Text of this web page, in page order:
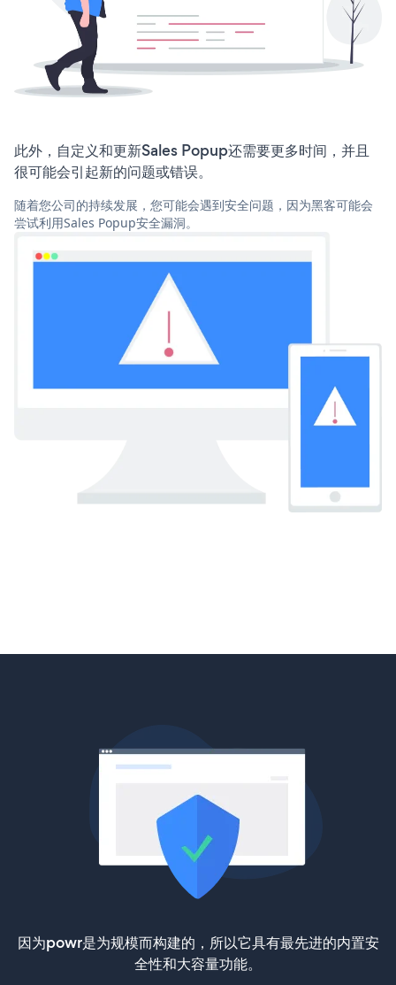
此外，自定义和更新Sales Popup还需要更多时间，并且
很可能会引起新的问题或错误。
随着您公司的持续发展，您可能会遇到安全问题，因为黑客可能会
尝试利用Sales Popup安全漏洞。
因为powr是为规模而构建的，所以它具有最先进的内置安
全性和大容量功能。